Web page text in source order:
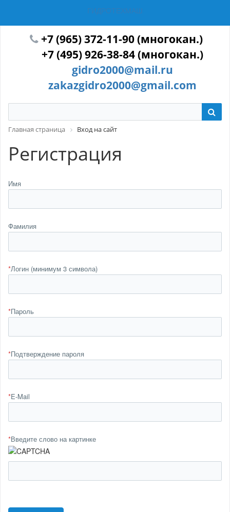
ГИДРОТЕХМАШ
+7 (965) 372-11-90 (многокан.)
+7 (495) 926-38-84 (многокан.)
gidro2000@mail.ru
zakazgidro2000@gmail.com
Главная страница Вход на сайт
Регистрация
Имя
Фамилия
*Логин (минимум 3 символа)
*Пароль
*Подтверждение пароля
*E-Mail
*Введите слово на картинке